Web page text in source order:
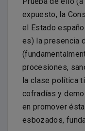
expuesto, la
el Estado
es) la presencia
procesiones,
la clase política
cofradías y
en promover
esbozados,